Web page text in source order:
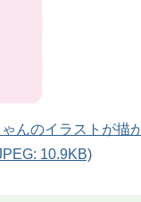
んのイラストが描
10.9KB)